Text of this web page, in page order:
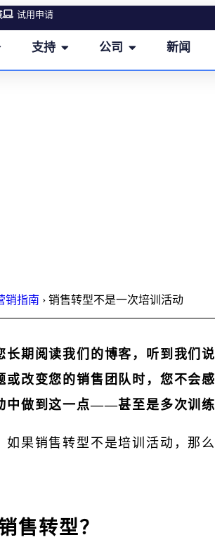
试用申请
支持 公司 新闻
销指南 ›销售转型不是一次培训活动
长期阅读我们的博客，听到我们
或改变您的销售团队时，您不会
中做到这一点——甚至是多次训练
如果销售转型不是培训活动，那
售转型？